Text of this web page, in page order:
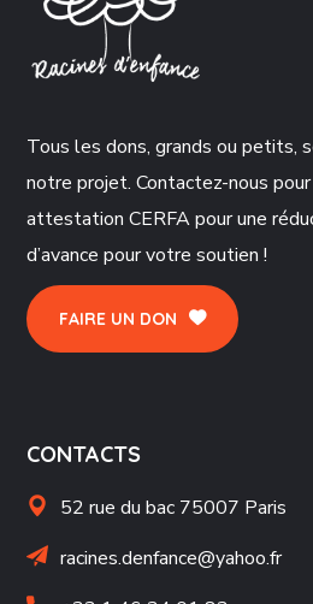
Tous les dons, grands ou petits,
notre projet. Contactez-nous
attestation CERFA pour une
d’avance pour votre soutien !
FAIRE UN DON
CONTACTS
52 rue du bac 75007 Paris
racines.denfance@yahoo.fr